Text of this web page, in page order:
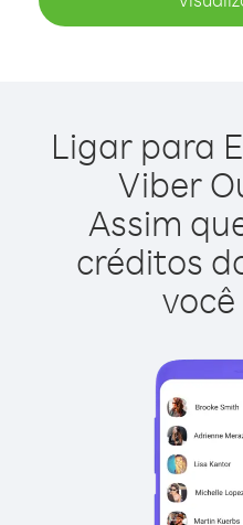
Ligar para
Viber
Assim
créditos